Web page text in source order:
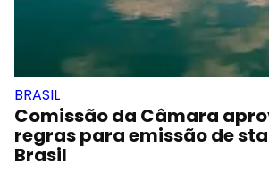
BRASIL
Comissão da Câmara
regras para emissão de
Brasil